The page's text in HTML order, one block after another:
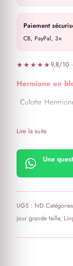
★★★★★9,8/10
Hermione en
Culotte
Lire la suite
Paiement
CB, PayPal, 3×
Une
UGS : ND
jour grande taille,